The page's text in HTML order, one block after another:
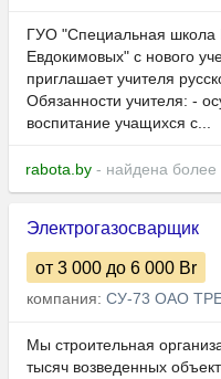
ГУО "Специальная
Евдокимовых" с нового
приглашает учителя
Обязанности учителя: -
воспитание учащихся с...
rabota.by - найдена более
Электрогазосварщик
от 3 000 до 6 000 Br
компания: СУ-73 ОАО
Мы строительная
тысяч возведенных